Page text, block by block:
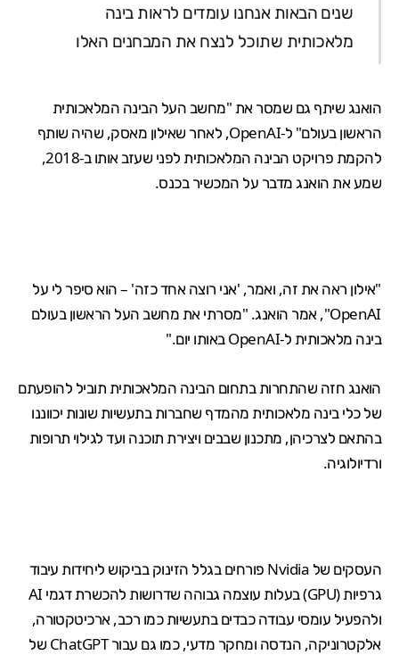
שנים הבאות אנחנו עומדים לראות בינה
מלאכותית שתוכל לנצח את המבחנים האלו
הואנג שיתף גם שמסר את "מחשב העל הבינה המלאכותית
הראשון בעולם" ל-OpenAI, לאחר שאילון מאסק, שהיה שותף
להקמת פרויקט הבינה המלאכותית לפני שעזב אותו ב-2018,
שמע את הואנג מדבר על המכשיר בכנס.
"אילון ראה את זה, ואמר, 'אני רוצה אחד כזה' – הוא סיפר לי על
OpenAI", אמר הואנג. "מסרתי את מחשב העל הראשון בעולם
בינה מלאכותית ל-OpenAI באותו יום."
הואנג חזה שהתחרות בתחום הבינה המלאכותית תוביל להופעתם
של כלי בינה מלאכותית מהמדף שחברות בתעשיות שונות יכווננו
בהתאם לצרכיהן, מתכנון שבבים ויצירת תוכנה ועד לגילוי תרופות
ורדיולוגיה.
העסקים של Nvidia פורחים בגלל הזינוק בביקוש ליחידות עיבוד
גרפיות (GPU) בעלות עוצמה גבוהה שדרושות להכשרת דגמי AI
ולהפעיל עומסי עבודה כבדים בתעשיות כמו רכב, ארכיטקטורה,
אלקטרוניקה, הנדסה ומחקר מדעי, כמו גם עבור ChatGPT של